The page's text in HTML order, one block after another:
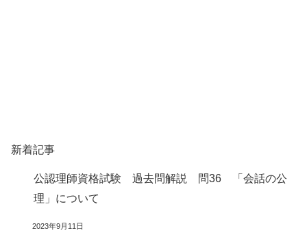
新着記事
公認理師資格試験 過去問解説 問36 「会話の公
理」について
2023年9月11日